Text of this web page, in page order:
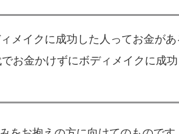
メイクに成功した人ってお金が
お金かけずにボディメイクに成